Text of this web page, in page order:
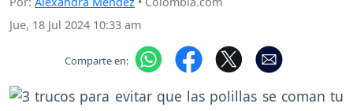
Jue, 18 Jul 2024 10:33 am
Comparte en: